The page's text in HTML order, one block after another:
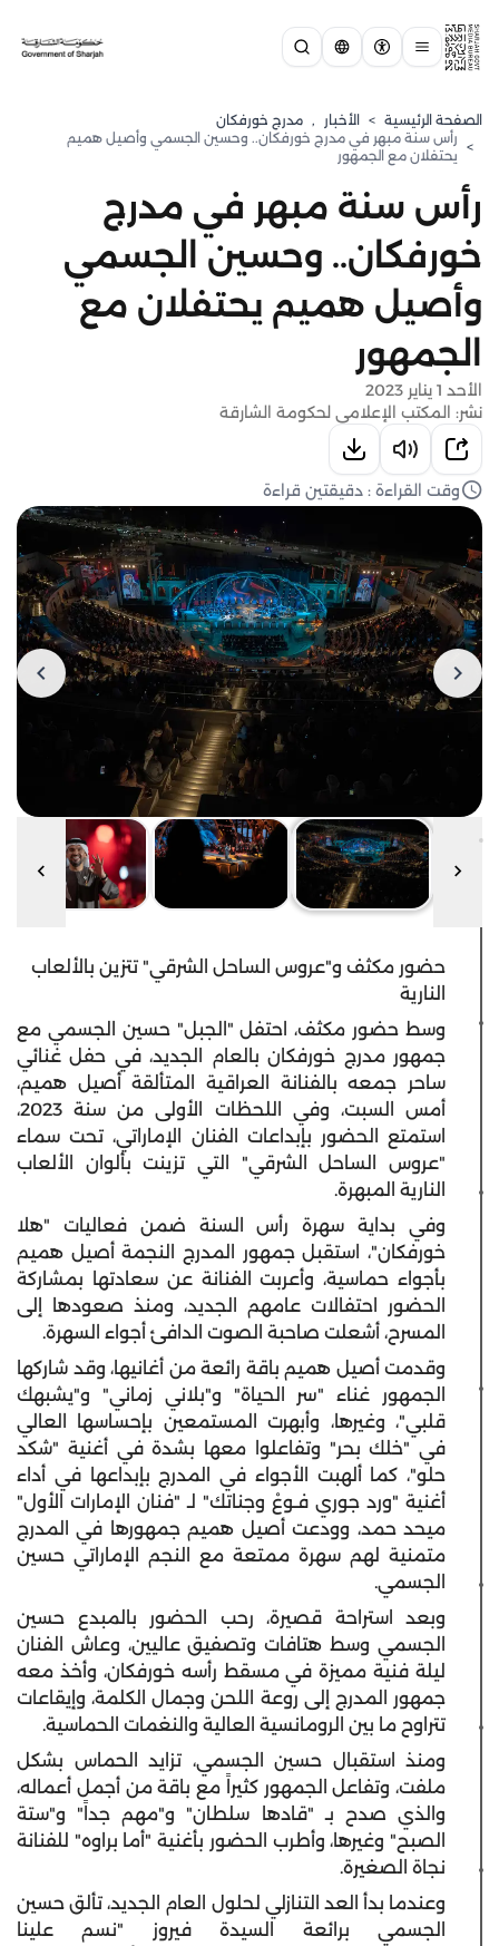
الصفحة الرئيسية > الأخبار , مدرج خورفكان
>
رأس سنة مبهر في مدرج خورفكان.. وحسين الجسمي وأصيل هميم
يحتفلان مع الجمهور
رأس سنة مبهر في مدرج
خورفكان.. وحسين الجسمي
وأصيل هميم يحتفلان مع
الجمهور
الأحد 1 يناير 2023
نشر: المكتب الإعلامي لحكومة الشارقة
وقت القراءة : دقيقتين قراءة
حضور مكثف و"عروس الساحل الشرقي" تتزين بالألعاب
النارية
وسط حضور مكثف، احتفل "الجبل" حسين الجسمي مع
جمهور مدرج خورفكان بالعام الجديد، في حفل غنائي
ساحر جمعه بالفنانة العراقية المتألقة أصيل هميم،
أمس السبت، وفي اللحظات الأولى من سنة 2023،
استمتع الحضور بإبداعات الفنان الإماراتي، تحت سماء
"عروس الساحل الشرقي" التي تزينت بألوان الألعاب
النارية المبهرة.
وفي بداية سهرة رأس السنة ضمن فعاليات "هلا
خورفكان"، استقبل جمهور المدرج النجمة أصيل هميم
بأجواء حماسية، وأعربت الفنانة عن سعادتها بمشاركة
الحضور احتفالات عامهم الجديد، ومنذ صعودها إلى
المسرح، أشعلت صاحبة الصوت الدافئ أجواء السهرة.
وقدمت أصيل هميم باقة رائعة من أغانيها، وقد شاركها
الجمهور غناء "سر الحياة" و"بلاني زماني" و"يشبهك
قلبي"، وغيرها، وأبهرت المستمعين بإحساسها العالي
في "خلك بحر" وتفاعلوا معها بشدة في أغنية "شكد
حلو"، كما ألهبت الأجواء في المدرج بإبداعها في أداء
أغنية "ورد جوري فـوعْ وجناتك" لـ "فنان الإمارات الأول"
ميحد حمد، وودعت أصيل هميم جمهورها في المدرج
متمنية لهم سهرة ممتعة مع النجم الإماراتي حسين
الجسمي.
وبعد استراحة قصيرة، رحب الحضور بالمبدع حسين
الجسمي وسط هتافات وتصفيق عاليين، وعاش الفنان
ليلة فنية مميزة في مسقط رأسه خورفكان، وأخذ معه
جمهور المدرج إلى روعة اللحن وجمال الكلمة، وإيقاعات
تتراوح ما بين الرومانسية العالية والنغمات الحماسية.
ومنذ استقبال حسين الجسمي، تزايد الحماس بشكل
ملفت، وتفاعل الجمهور كثيراً مع باقة من أجمل أعماله،
والذي صدح بـ "قادها سلطان" و"مهم جداً" و"ستة
الصبح" وغيرها، وأطرب الحضور بأغنية "أما براوه" للفنانة
نجاة الصغيرة.
وعندما بدأ العد التنازلي لحلول العام الجديد، تألق حسين
الجسمي برائعة السيدة فيروز "نسم علينا